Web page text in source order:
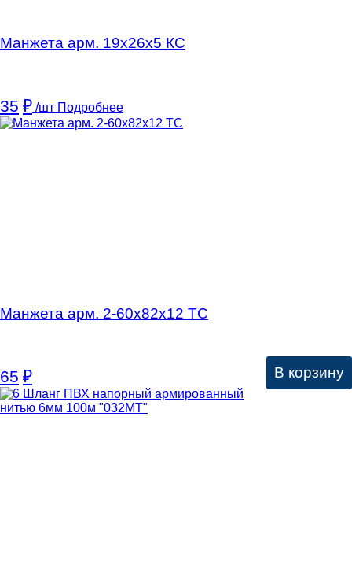
Манжета арм. 19х26х5 КC
35 ₽ /шт Подробнее
Манжета арм. 2-60х82х12 ТC
65 ₽ В корзину